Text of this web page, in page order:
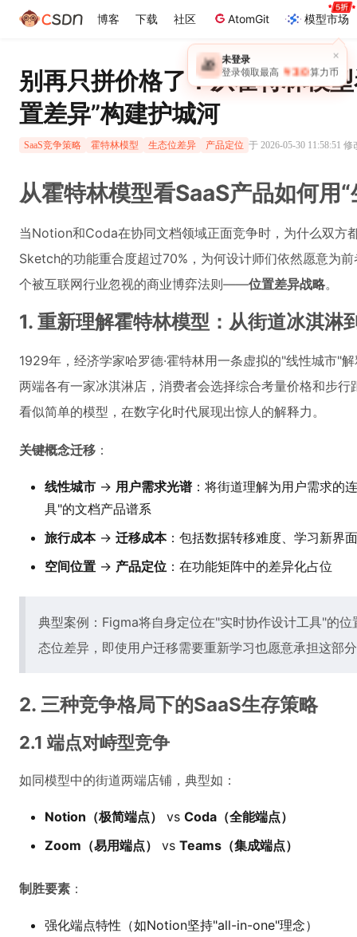
博客 下载 社区 AtomGit 模型市场
×
🎁 未登录
登录领取最高 ￥30 算力币
别再只拼价格了！从霍特林模
置差异”构建护城河
SaaS竞争策略 霍特林模型 生态位差异 产品定位 于 2026-05-30 11:58:51 修
从霍特林模型看SaaS产品如何用
当Notion和Coda在协同文档领域正面竞争时，为什么双方
Sketch的功能重合度超过70%，为何设计师们依然愿意为
个被互联网行业忽视的商业博弈法则——位置差异战略。
1. 重新理解霍特林模型：从街道冰淇淋
1929年，经济学家哈罗德·霍特林用一条虚拟的"线性城市"
两端各有一家冰淇淋店，消费者会选择综合考量价格和步
看似简单的模型，在数字化时代展现出惊人的解释力。
关键概念迁移 ：
线性城市 → 用户需求光谱：将街道理解为用户需求的
具"的文档产品谱系
旅行成本→ 迁移成本：包括数据转移难度、学习新界
空间位置 → 产品定位 ：在功能矩阵中的差异化占位
典型案例：Figma将自身定位在"实时协作设计工具"的
态位差异，即使用户迁移需要重新学习也愿意承担这部
2. 三种竞争格局下的SaaS生存策略
2.1 端点对峙型竞争
如同模型中的街道两端店铺，典型如：
Notion（极简端点） vs Coda（全能端点）
Zoom（易用端点）
vs Teams（集成端点）
制胜要素 ：
强化端点特性（如Notion坚持"all-in-one"理念）